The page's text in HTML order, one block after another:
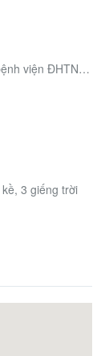
viện ĐHTN…
3 giếng trời